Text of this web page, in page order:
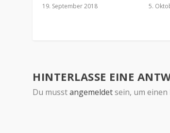
19. September 2018 5.
HINTERLASSE EINE
Du musstangemeldetsein, um